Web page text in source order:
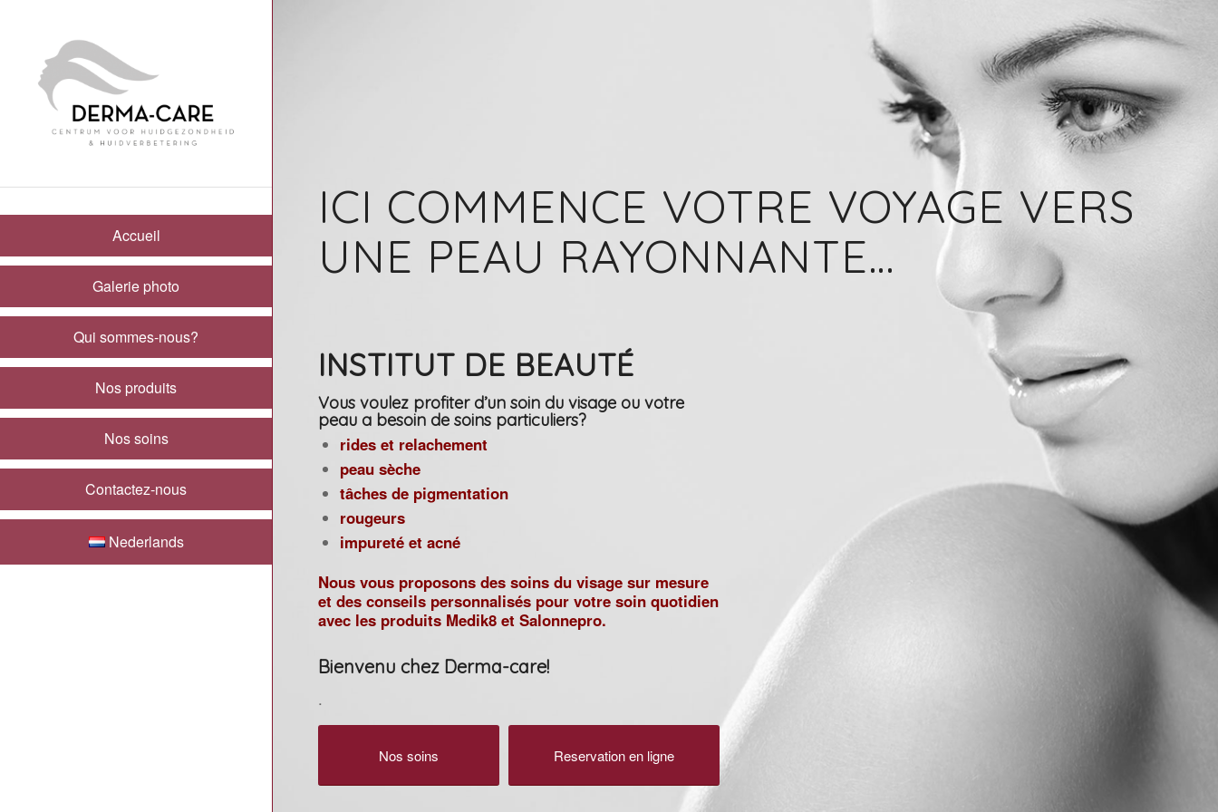
Accueil
Galerie photo
Qui sommes-nous?
Nos produits
Nos soins
Contactez-nous
Nederlands
ICI COMMENCE VOTRE VOYAGE VERS
UNE PEAU RAYONNANTE…
INSTITUT DE BEAUTÉ
Vous voulez profiter d’un soin du visage ou votre
peau a besoin de soins particuliers?
rides et relachement
peau sèche
tâches de pigmentation
rougeurs
impureté et acné
Nous vous proposons des soins du visage sur mesure
et des conseils personnalisés pour votre soin quotidien
avec les produits Medik8 et Salonnepro.
Bienvenu chez Derma-care!
.
Nos soins Reservation en ligne